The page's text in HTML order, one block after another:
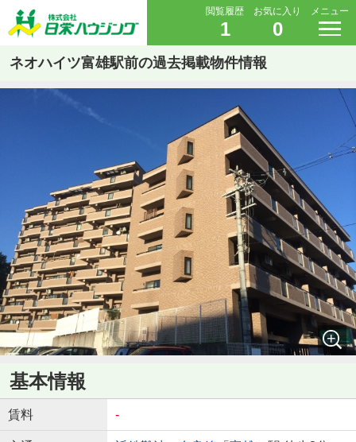
閲覧履歴
1
お気に入り
0
メニュー
ネオハイツ富雄駅前の過去掲載物件情報
基本情報
賃料 -